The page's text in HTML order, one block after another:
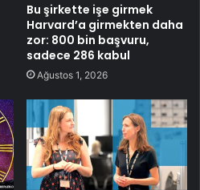
Bu şirkette işe girmek
Harvard’a girmekten daha
zor: 800 bin başvuru,
sadece 286 kabul
Ağustos 1, 2026